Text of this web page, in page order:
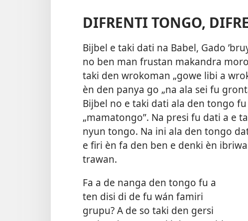
DIFRENTI TONGO,
Bijbel e taki dati na Babel, Gado
no ben man frustan makandra
taki den wrokoman „gowe libi a
èn den panya go „na ala sei fu
Bijbel no e taki dati ala den tongo
„mamatongo”. Na presi fu dati a e
nyun tongo. Na ini ala den tongo
e firi èn fa den ben e denki èn
trawan.
Fa a de nanga den tongo fu a
ten disi di de fu wán famiri
grupu? A de so taki den gersi